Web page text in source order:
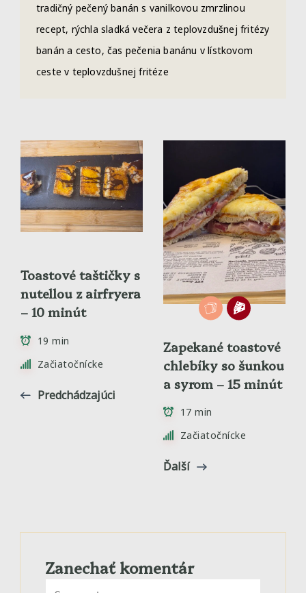
tradičný pečený banán s vanilkovou zmrzlinou
recept, rýchla sladká večera z teplovzdušnej fritézy
banán a cesto, čas pečenia banánu v lístkovom
ceste v teplovzdušnej fritéze
Toastové taštičky s
nutellou z airfryera
– 10 minút
19 min
Začiatočnícke
Predchádzajúci
Zapekané toastové
chlebíky so šunkou
a syrom – 15 minút
17 min
Začiatočnícke
Ďalší
Zanechať komentár